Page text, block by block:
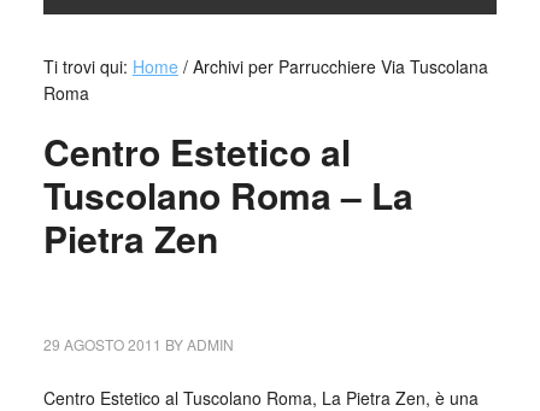
Ti trovi qui: Home /Archivi per Parrucchiere Via Tuscolana
Roma
Centro Estetico al
Tuscolano Roma – La
Pietra Zen
29 AGOSTO 2011 BYADMIN
Centro Estetico al Tuscolano Roma, La Pietra Zen, è una